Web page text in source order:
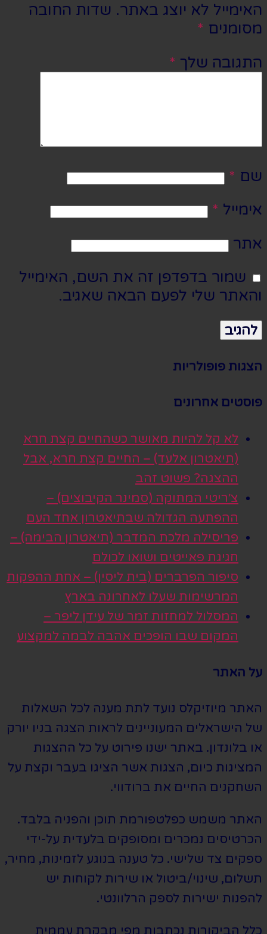
האימייל לא יוצג באתר. שדות החובה
מסומנים *
התגובה שלך *
שם *
אימייל *
אתר
שמור בדפדפן זה את השם, האימייל
והאתר שלי לפעם הבאה שאגיב.
הצגות פופולריות
פוסטים אחרונים
לא קל להיות מאושר כשהחיים קצת חרא
(תיאטרון אלעד) – החיים קצת חרא, אבל
ההצגה? פשוט זהב
צ׳ריטי המתוקה (סמינר הקיבוצים) –
ההפתעה הגדולה שבתיאטרון אחד העם
פריסילה מלכת המדבר (תיאטרון הבימה) –
חגיגת פאייטים ושואו לכולם
סיפור הפרברים (בית ליסין) – אחת ההפקות
המרשימות שעלו לאחרונה בארץ
המסלול למחזות זמר של עידן ליפר –
המקום שבו הופכים אהבה לבמה למקצוע
על האתר
האתר מיוזיקלס נועד לתת מענה לכל השאלות
של הישראלים המעוניינים לראות הצגה בניו יורק
או בלונדון. באתר ישנו פירוט על כל ההצגות
המציגות כיום, הצגות אשר הציגו בעבר וקצת על
השחקנים החיים את ברודווי.
האתר משמש כפלטפורמת תוכן והפניה בלבד.
הכרטיסים נמכרים ומסופקים בלעדית על-ידי
ספקים צד שלישי. כל טענה בנוגע לזמינות, מחיר,
תשלום, שינוי/ביטול או שירות לקוחות יש
להפנות ישירות לספק הרלוונטי.
כלל הביקורות נכתבות מפי מבקרת עממית